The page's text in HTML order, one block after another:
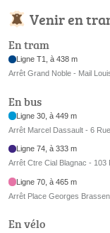
Venir en
En tram
Ligne T1, à 438 m
Arrêt Grand Noble - Mail
En bus
Ligne 30, à 449 m
Arrêt Marcel Dassault - 6
Ligne 74, à 333 m
Arrêt Ctre Cial Blagnac - 103
Ligne 70, à 465 m
Arrêt Place Georges
En vélo